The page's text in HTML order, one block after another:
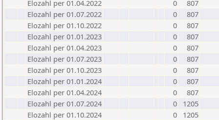
Elozahl per 01.04.2022
0
807
Elozahl per 01.07.2022
0
807
Elozahl per 01.10.2022
0
807
Elozahl per 01.01.2023
0
807
Elozahl per 01.04.2023
0
807
Elozahl per 01.07.2023
0
807
Elozahl per 01.10.2023
0
807
Elozahl per 01.01.2024
0
807
Elozahl per 01.04.2024
0
807
Elozahl per 01.07.2024
0
1205
Elozahl per 01.10.2024
0
1205